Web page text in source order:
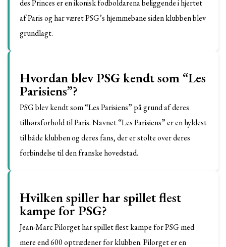
des Princes er en ikonisk fodboldarena beliggende i hjertet
af Paris og har været PSG’s hjemmebane siden klubben blev
grundlagt.
Hvordan blev PSG kendt som “Les
Parisiens”?
PSG blev kendt som “Les Parisiens” på grund af deres
tilhørsforhold til Paris. Navnet “Les Parisiens” er en hyldest
til både klubben og deres fans, der er stolte over deres
forbindelse til den franske hovedstad.
Hvilken spiller har spillet flest
kampe for PSG?
Jean-Marc Pilorget har spillet flest kampe for PSG med
mere end 600 optrædener for klubben. Pilorget er en